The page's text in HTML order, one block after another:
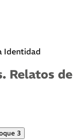
Identidad
Relatos de
3